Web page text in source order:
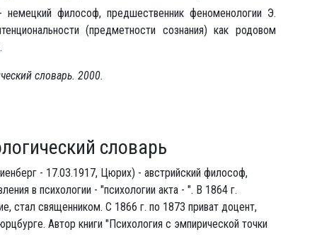
философ, предшественник феноменологии Э.
(предметности сознания) как родовом
словарь. 2000.
словарь
- 17.03.1917, Цюрих) - австрийский философ,
в психологии - "психологии акта - ". В 1864 г.
стал священником. С 1866 г. по 1873 приват доцент,
Автор книги "Психология с эмпирической точки